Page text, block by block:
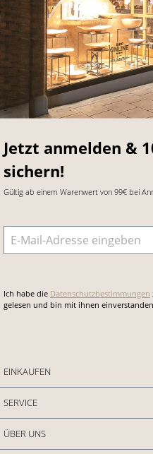
Jetzt anmelden &
sichern!
Gültig ab einem Warenwert von 99€ bei
E-Mail-Adresse
Ich habe die Datenschutzbestimmungen
gelesen und bin mit ihnen
EINKAUFEN
SERVICE
ÜBER UNS